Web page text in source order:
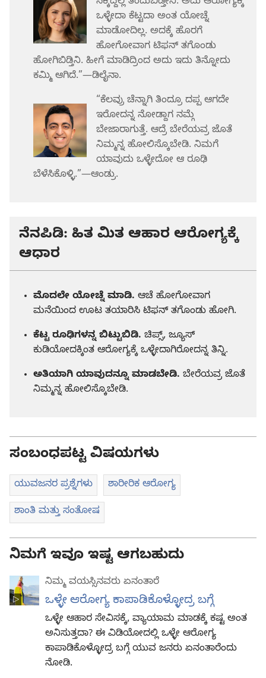
ಒಳ್ಳೇದಾ ಕೆಟ್ಟದಾ ಅಂತ ಯೋಚ್ನೆ
ಮಾಡೋದಿಲ್ಲ. ಅದಕ್ಕೆ ಹೊರಗೆ
ಹೋಗೋವಾಗ ಟಿಫನ್‌ ತಗೊಂಡು
ಹೋಗಿಬಿಡ್ತಿನಿ. ಹೀಗೆ ಮಾಡಿದ್ರಿಂದ ಅದು ಇದು ತಿನ್ನೋದು
ಕಮ್ಮಿ ಆಗಿದೆ.”—ಡಿಲೈನಾ.
“ಕೆಲವ್ರು ಚೆನ್ನಾಗಿ ತಿಂದ್ರೂ ದಪ್ಪ ಆಗದೇ
ಇರೋದನ್ನ ನೋಡ್ದಾಗ ನಮ್ಗೆ
ಬೇಜಾರಾಗುತ್ತೆ. ಆದ್ರೆ ಬೇರೆಯವ್ರ ಜೊತೆ
ನಿಮ್ಮನ್ನ ಹೋಲಿಸ್ಕೊಬೇಡಿ. ನಿಮಗೆ
ಯಾವುದು ಒಳ್ಳೇದೋ ಆ ರೂಢಿ
ಬೆಳೆಸಿಕೊಳ್ಳಿ.”—ಆಂಡ್ರು.
ನೆನಪಿಡಿ: ಹಿತ ಮಿತ ಆಹಾರ ಆರೋಗ್ಯಕ್ಕೆ
ಆಧಾರ
ಮೊದಲೇ ಯೋಚ್ನೆ ಮಾಡಿ. ಆಚೆ ಹೋಗೋವಾಗ
ಮನೆಯಿಂದ ಊಟ ತಯಾರಿಸಿ ಟಿಫನ್‌ ತಗೊಂಡು ಹೋಗಿ.
ಕೆಟ್ಟ ರೂಢಿಗಳನ್ನ ಬಿಟ್ಟುಬಿಡಿ. ಚಿಪ್ಸ್‌, ಜ್ಯೂಸ್‌
ಕುಡಿಯೋದಕ್ಕಿಂತ ಆರೋಗ್ಯಕ್ಕೆ ಒಳ್ಳೇದಾಗಿರೋದನ್ನ ತಿನ್ನಿ.
ಅತಿಯಾಗಿ ಯಾವುದನ್ನೂ ಮಾಡಬೇಡಿ. ಬೇರೆಯವ್ರ ಜೊತೆ
ನಿಮ್ಮನ್ನ ಹೋಲಿಸ್ಕೊಬೇಡಿ.
ಸಂಬಂಧಪಟ್ಟ ವಿಷಯಗಳು
ಯುವಜನರ ಪ್ರಶ್ನೆಗಳು ಶಾರೀರಿಕ ಆರೋಗ್ಯ
ಶಾಂತಿ ಮತ್ತು ಸಂತೋಷ
ನಿಮಗೆ ಇವೂ ಇಷ್ಟ ಆಗಬಹುದು
ನಿಮ್ಮ ವಯಸ್ಸಿನವರು ಏನಂತಾರೆ
ಒಳ್ಳೇ ಆರೋಗ್ಯ ಕಾಪಾಡಿಕೊಳ್ಳೋದ್ರ ಬಗ್ಗೆ
ಒಳ್ಳೇ ಆಹಾರ ಸೇವಿಸಕ್ಕೆ, ವ್ಯಾಯಾಮ ಮಾಡಕ್ಕೆ ಕಷ್ಟ ಅಂತ
ಅನಿಸುತ್ತದಾ? ಈ ವಿಡಿಯೋದಲ್ಲಿ ಒಳ್ಳೇ ಆರೋಗ್ಯ
ಕಾಪಾಡಿಕೊಳ್ಳೋದ್ರ ಬಗ್ಗೆ ಯುವ ಜನರು ಏನಂತಾರೆಂದು
ನೋಡಿ.